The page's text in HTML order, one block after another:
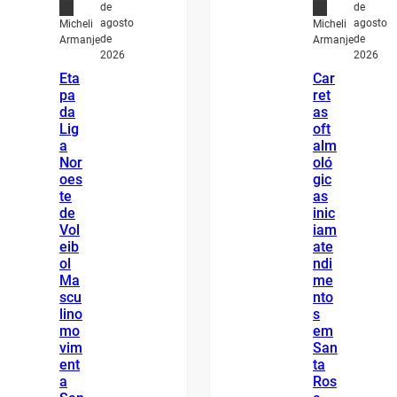
Micheli
Armanje
de
agosto
de
2026
Eta
pa
da
Lig
a
Nor
oes
te
de
Vol
eib
ol
Ma
scu
lino
mo
vim
ent
a
Micheli
Armanje
de
agosto
de
2026
Car
ret
as
oft
alm
oló
gic
as
inic
iam
ate
ndi
me
nto
s
em
San
ta
Ros